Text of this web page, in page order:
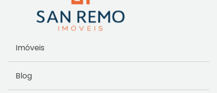
Imóveis
Blog